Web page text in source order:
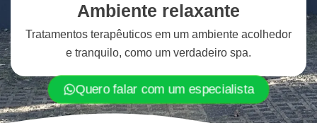
Ambiente relaxante
Tratamentos terapêuticos em um ambiente acolhedor
e tranquilo, como um verdadeiro spa.
Quero falar com um especialista